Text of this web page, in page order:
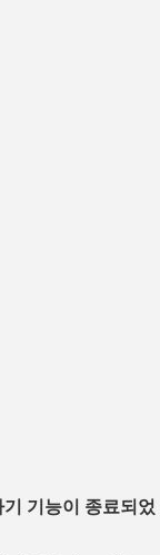
기능이 종료되었